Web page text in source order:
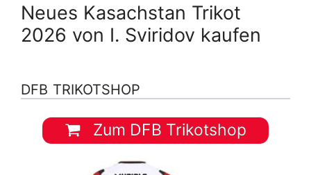
Neues Kasachstan Trikot
2026 von I. Sviridov kaufen
DFB TRIKOTSHOP
Zum DFB Trikotshop